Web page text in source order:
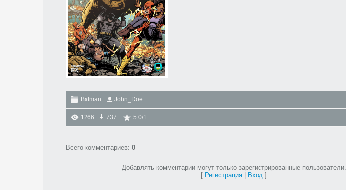
Batman John_Doe
1266 737 5.0/1
Всего комментариев: 0
Добавлять комментарии могут только зарегистрированные пользователи.
[ Регистрация| Вход]